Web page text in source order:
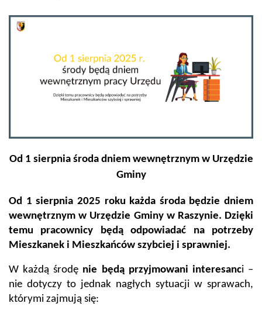
Od 1 sierpnia środa dniem wewnętrznym w Urzędzie
Gminy
Od 1 sierpnia 2025 roku każda środa będzie dniem
wewnętrznym w Urzędzie Gminy w Raszynie. Dzięki
temu pracownicy będą odpowiadać na potrzeby
Mieszkanek i Mieszkańców szybciej i sprawniej.
W każdą środę nie będą przyjmowani interesanci –
nie dotyczy to jednak nagłych sytuacji w sprawach,
którymi zajmują się: